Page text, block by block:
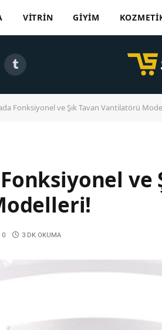
VITRIN GIYIM
Tumblr
Fonksiyonel ve Şık Tavan Vantilatörü
ve
0 3 DK OKUMA